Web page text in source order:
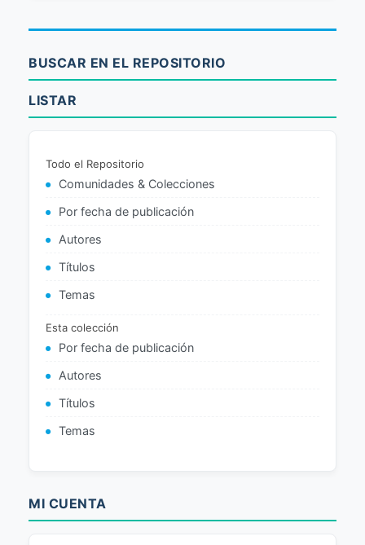
BUSCAR EN EL REPOSITORIO
LISTAR
Todo el Repositorio
Comunidades & Colecciones
Por fecha de publicación
Autores
Títulos
Temas
Esta colección
Por fecha de publicación
Autores
Títulos
Temas
MI CUENTA